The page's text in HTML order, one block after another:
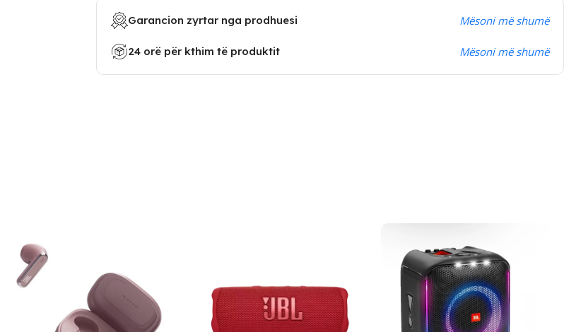
Garancion zyrtar nga prodhuesi Mësoni më shumë
24 orë për kthim të produktit Mësoni më shumë